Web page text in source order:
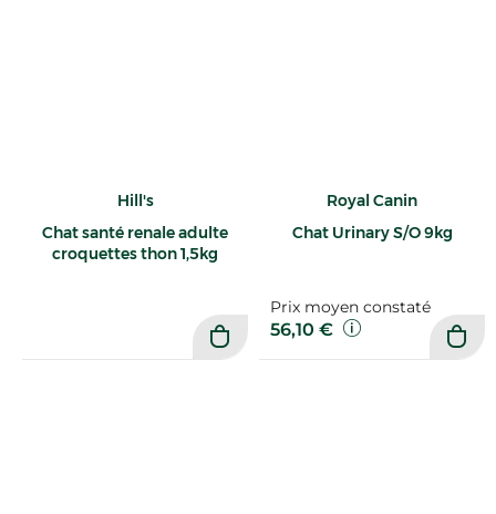
Hill's
Chat santé renale adulte
croquettes thon 1,5kg
Royal Canin
Chat Urinary S/O 9kg
Prix moyen constaté
56,10 €